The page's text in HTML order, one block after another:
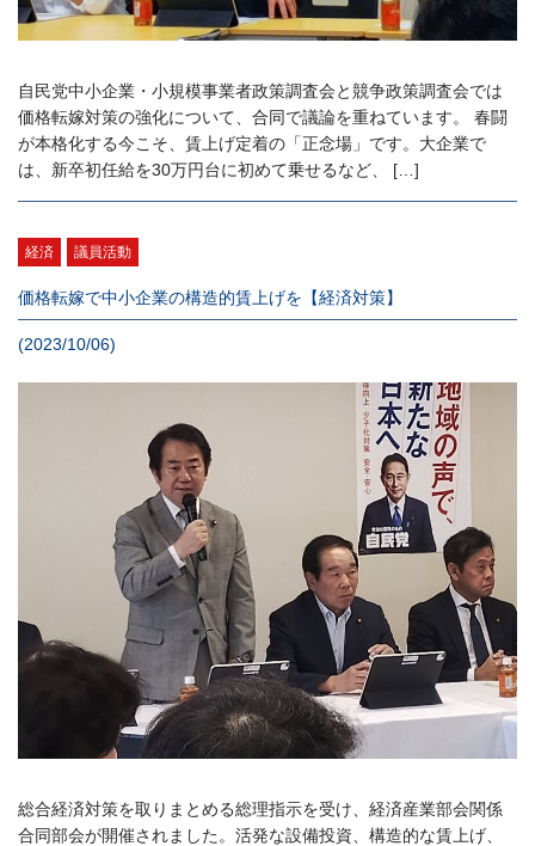
自民党中小企業・小規模事業者政策調査会と競争政策調査会では
価格転嫁対策の強化について、合同で議論を重ねています。 春闘
が本格化する今こそ、賃上げ定着の「正念場」です。大企業で
は、新卒初任給を30万円台に初めて乗せるなど、 […]
経済 議員活動
価格転嫁で中小企業の構造的賃上げを【経済対策】
(2023/10/06)
総合経済対策を取りまとめる総理指示を受け、経済産業部会関係
合同部会が開催されました。活発な設備投資、構造的な賃上げ、